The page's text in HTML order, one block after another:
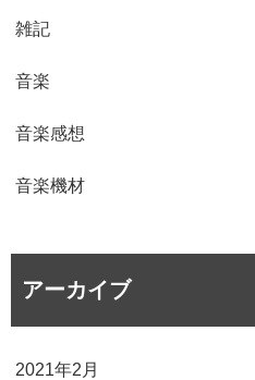
雑記
音楽
音楽感想
音楽機材
アーカイブ
2021年2月